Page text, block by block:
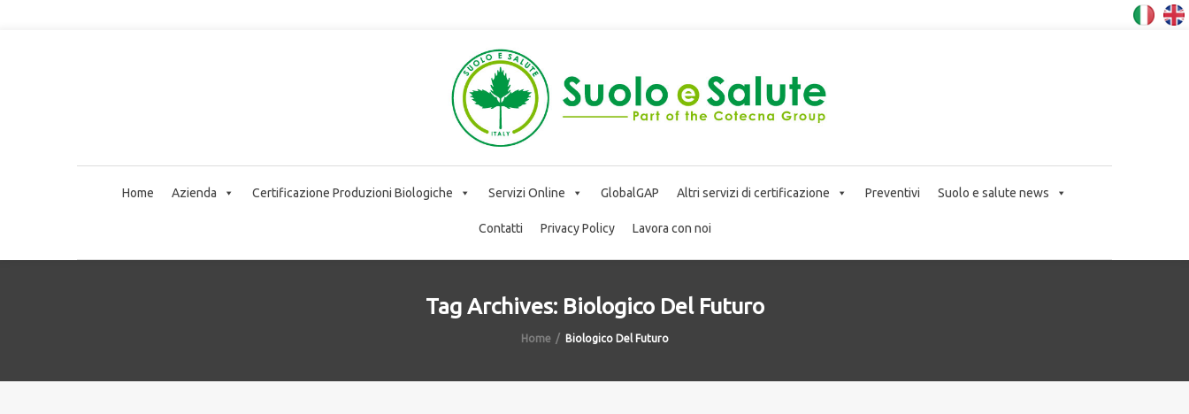
Home Azienda Certificazione Produzioni Biologiche Servizi Online GlobalGAP Altri servizi di certificazione Preventivi Suolo e salute news
Contatti Privacy Policy Lavora con noi
Tag Archives: Biologico Del Futuro
Home Biologico Del Futuro